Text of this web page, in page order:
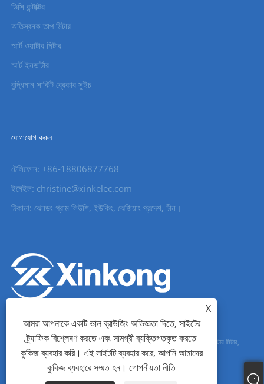
ডিসি কন্টাক্টর
অতিস্বনক তাপ মিটার
স্মার্ট ওয়াটার মিটার
স্মার্ট ইনভার্টার
বুদ্ধিমান সার্কিট ব্রেকার সুইচ
যোগাযোগ করুন
টেলিফোন: +86-18806877768
ইমেইল: christine@xinkelec.com
ঠিকানা: ঝেনডং গ্রাম লিউশি, ইউকিং, ঝেজিয়াং প্রদেশ, চীন।
কপিরাইট © 2023 Wenzhou Xinkong Imp&exp Co.,Ltd. - সফট স্টার্টার, ওয়াটার মিটার,
আল্ট্রাসনিক ওয়াটার মিটার - সর্বস্বত্ব সংরক্ষিত।
X
আমরা আপনাকে একটি ভাল ব্রাউজিং অভিজ্ঞতা দিতে, সাইটের
ট্র্যাফিক বিশ্লেষণ করতে এবং সামগ্রী ব্যক্তিগতকৃত করতে
কুকিজ ব্যবহার করি। এই সাইটটি ব্যবহার করে, আপনি আমাদের
কুকিজ ব্যবহারে সম্মত হন।গোপনীয়তা নীতি